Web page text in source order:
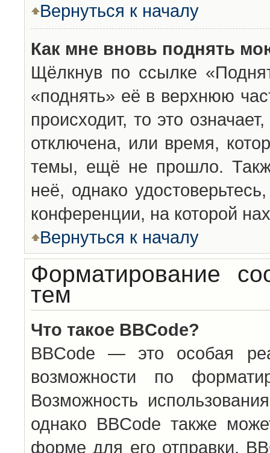
Вернуться к началу
Как мне вновь поднять
Щёлкнув по ссылке
«поднять» её в верхнюю
происходит, то это
отключена, или время,
темы, ещё не прошло.
неё, однако
конференции, на которой
Вернуться к началу
Форматирование
тем
Что такое BBCode?
BBCode — это особая
возможности по
Возможность
однако BBCode также
форме для его отправки.